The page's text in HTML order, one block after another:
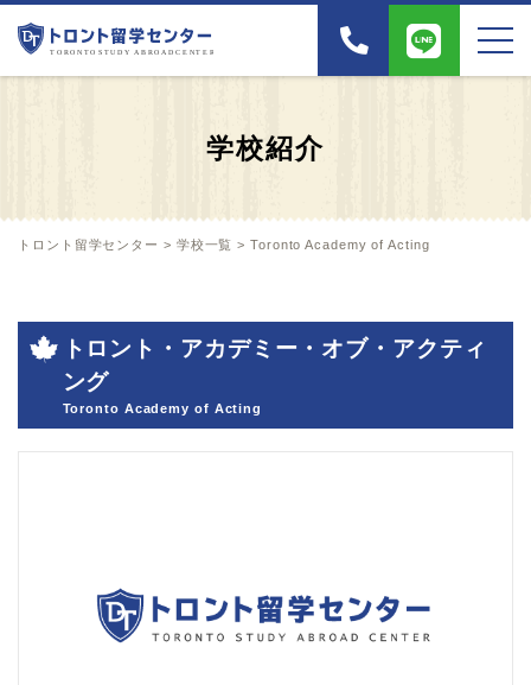
学校紹介
トロント留学センター > 学校一覧 >Toronto Academy of Acting
トロント・アカデミー・オブ・アクティ
ング
Toronto Academy of Acting